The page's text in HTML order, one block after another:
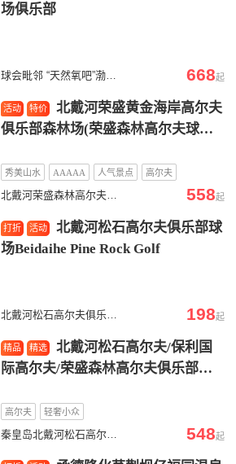
场俱乐部
668起
活动 特价
俱乐部森林场(荣盛森林高尔夫球
秀美山水 AAAAA 人气景点
高尔夫
轻奢小众
558起
打折 活动
北戴河松石高尔夫俱乐部球
场Beidaihe Pine Rock Golf
198起
精品 精选
北戴河松石高尔夫/保利国
际高尔夫/荣盛森林高尔夫俱乐部球
高尔夫 轻奢小众
548起